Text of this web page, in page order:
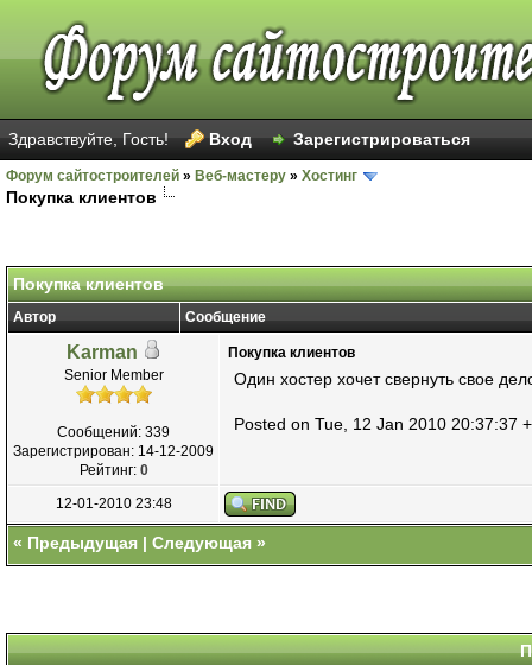
Здравствуйте, Гость! Вход Зарегистрироваться
Форум сайтостроителей » Веб-мастеру » Хостинг
Покупка клиентов
Покупка клиентов
Автор Сообщение
Karman
Senior Member
Сообщений: 339
Зарегистрирован: 14-12-2009
Рейтинг: 0
Покупка клиентов
Один хостер хочет свернуть свое
Posted on Tue, 12 Jan 2010 20:37:37
12-01-2010 23:48
« Предыдущая | Следующая »